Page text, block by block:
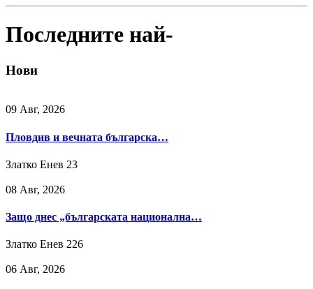
Последните най-
Нови
09 Авг, 2026
Пловдив и вечната българска…
Златко Енев 23
08 Авг, 2026
Защо днес „българската национална…
Златко Енев 226
06 Авг, 2026